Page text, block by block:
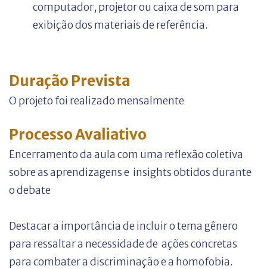
computador, projetor ou caixa de som para
exibição dos materiais de referência.
Duração Prevista
O projeto foi realizado mensalmente
Processo Avaliativo
Encerramento da aula com uma reflexão coletiva
sobre as aprendizagens e insights obtidos durante
o debate
Destacar a importância de incluir o tema gênero
para ressaltar a necessidade de ações concretas
para combater a discriminação e a homofobia.